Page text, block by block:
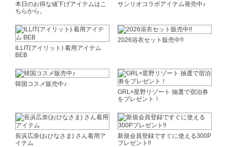
本日のお得な値下げアイテムはこ
ちらから。
サンリオコラボアイテム発売中♪
ILLIT(アイリット) 着用アイテム
BEB
2026浴衣セット販売中!!
韓国コスメ販売中♪
GRL×星野リゾート 抽選で宿泊券
をプレゼント！
長浜広奈(おひなさま) さん着用ア
イテム
新規会員登録ですぐに使える300P
プレゼント!!